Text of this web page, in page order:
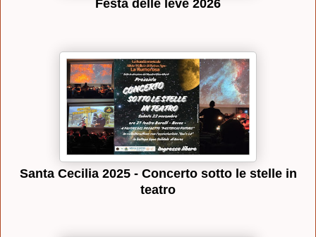
Festa delle leve 2026
Santa Cecilia 2025 - Concerto sotto le stelle in
teatro